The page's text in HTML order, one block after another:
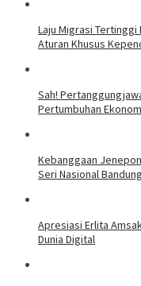
Laju Migrasi Tertinggi
Aturan Khusus
Sah!
Pertumbuhan
Kebanggaan
Seri Nasional Bandung
Apresiasi Erlita
Dunia Digital